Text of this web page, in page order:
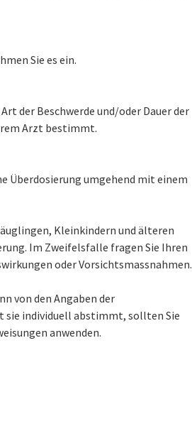
Sie es ein.
der Beschwerde und/oder Dauer der
Arzt bestimmt.
Überdosierung umgehend mit einem
Kleinkindern und älteren
Im Zweifelsfalle fragen Sie Ihren
oder Vorsichtsmassnahmen.
von den Angaben der
sie individuell abstimmt, sollten Sie
anwenden.